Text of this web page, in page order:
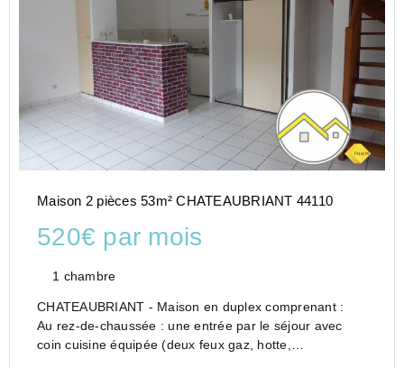
Maison 2 pièces 53m² CHATEAUBRIANT 44110
520€ par mois
1 chambre
CHATEAUBRIANT - Maison en duplex comprenant :
Au rez-de-chaussée : une entrée par le séjour avec
coin cuisine équipée (deux feux gaz, hotte,